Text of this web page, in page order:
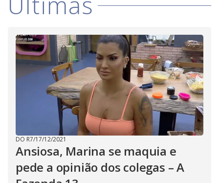
e
o
DO R7/17/12/2021
Ansiosa, Marina se maquia e
pede a opinião dos colegas – A